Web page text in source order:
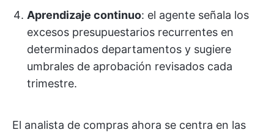
Aprendizaje continuo: el agente señala los
excesos presupuestarios recurrentes en
determinados departamentos y sugiere
umbrales de aprobación revisados cada
trimestre.
El analista de compras ahora se centra en las